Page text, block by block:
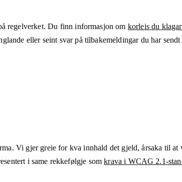
regelverket. Du finn informasjon om korleis du
eller seint svar på tilbakemeldingar du har
Vi gjer greie for kva innhald det gjeld, årsaka til
i same rekkefølgje somkrava i WCAG 2.1-